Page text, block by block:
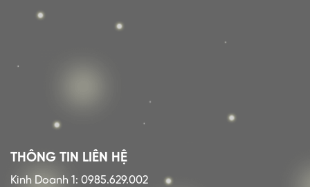
THÔNG TIN LIÊN HỆ
Kinh Doanh 1: 0985.629.002